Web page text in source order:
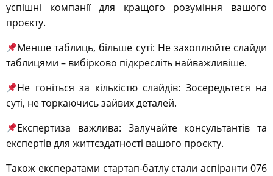
успішні компанії для кращого розуміння вашого
проєкту.
Менше таблиць, більше суті: Не захоплюйте слайди
таблицями – вибірково підкресліть найважливіше.
Не гоніться за кількістю слайдів: Зосередьтеся на
суті, не торкаючись зайвих деталей.
Експертиза важлива: Залучайте консультантів та
експертів для життєздатності вашого проєкту.
Також експератами стартап-батлу стали аспіранти 076